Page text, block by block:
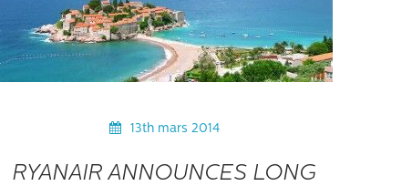
13th mars 2014
RYANAIR ANNOUNCES LONG